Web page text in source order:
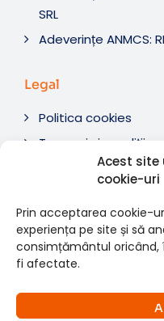
Acest site
cookie-uri
Prin acceptarea cookie-
experiența pe site și să
consimțământul
fi afectate.
SRL
Adeverințe ANMCS:
Legal
Politica cookies
Termeni si condiții
Soluționare litigii
rezervate.
Website dezvoltat de:
Consultații